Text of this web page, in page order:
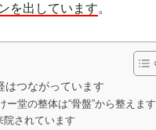
を出しています。
はつながっています
ー堂の整体は“骨盤”から整えます
院されています